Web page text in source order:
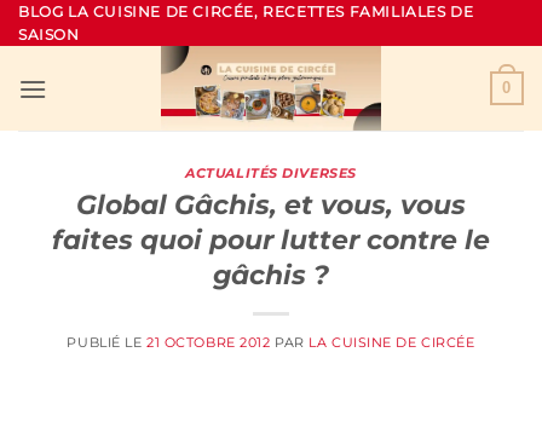
Passer
au
BLOG LA CUISINE DE CIRCÉE, RECETTES FAMILIALES DE
SAISON
0
ACTUALITÉS DIVERSES
Global Gâchis, et vous, vous
faites quoi pour lutter contre le
gâchis ?
PUBLIÉ LE21 OCTOBRE 2012 PAR LA CUISINE DE CIRCÉE